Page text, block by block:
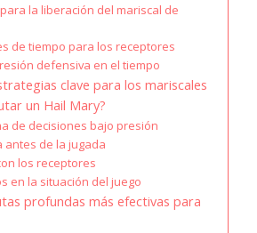
la liberación del mariscal de
de tiempo para los receptores
defensiva en el tiempo
clave para los mariscales
un Hail Mary?
de decisiones bajo presión
antes de la jugada
los receptores
en la situación del juego
profundas más efectivas para